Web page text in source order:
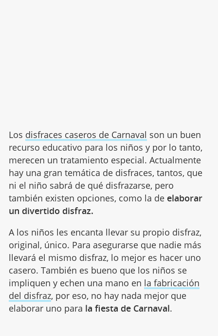
Los disfraces caseros de Carnaval son un buen
recurso educativo para los niños y por lo tanto,
merecen un tratamiento especial. Actualmente
hay una gran temática de disfraces, tantos, que
ni el niño sabrá de qué disfrazarse, pero
también existen opciones, como la de elaborar
un divertido disfraz.
A los niños les encanta llevar su propio disfraz,
original, único. Para asegurarse que nadie más
llevará el mismo disfraz, lo mejor es hacer uno
casero. También es bueno que los niños se
impliquen y echen una mano en la fabricación
del disfraz, por eso, no hay nada mejor que
elaborar uno para la fiesta de Carnaval.